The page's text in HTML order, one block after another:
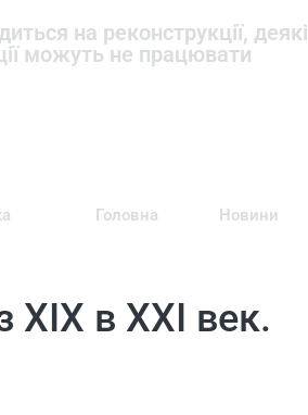
на реконструкції, деякі
можуть не працювати
Головна Новини
в XXI век.